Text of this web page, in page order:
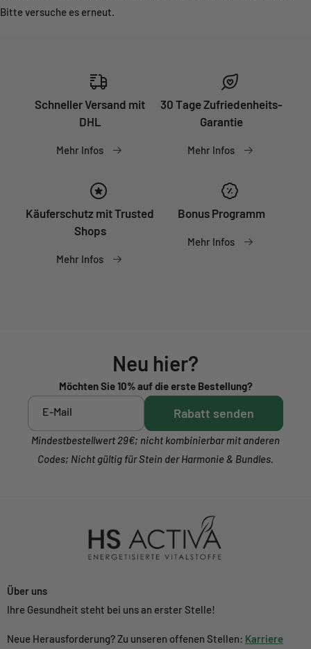
Bitte versuche es erneut.
Schneller Versand mit
DHL
Mehr Infos
30 Tage Zufriedenheits-
Garantie
Mehr Infos
Käuferschutz mit Trusted
Shops
Mehr Infos
Bonus Programm
Mehr Infos
Neu hier?
Möchten Sie 10% auf die erste Bestellung?
E-Mail Rabatt senden
Mindestbestellwert 29€; nicht kombinierbar mit anderen
Codes; Nicht gültig für Stein der Harmonie & Bundles.
Über uns
Ihre Gesundheit steht bei uns an erster Stelle!
Neue Herausforderung? Zu unseren offenen Stellen: Karriere